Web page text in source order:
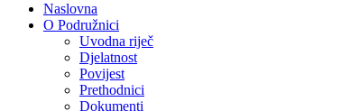
Naslovna
O Podružnici
Uvodna riječ
Djelatnost
Povijest
Prethodnici
Dokumenti